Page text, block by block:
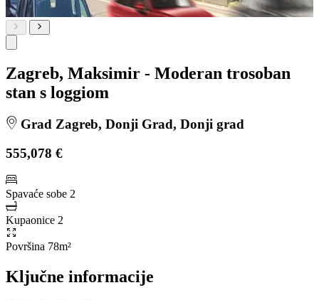
Zagreb, Maksimir - Moderan trosoban
stan s loggiom
Grad Zagreb, Donji Grad, Donji grad
555,078 €
Spavaće sobe 2
Kupaonice 2
Površina 78m²
Ključne informacije